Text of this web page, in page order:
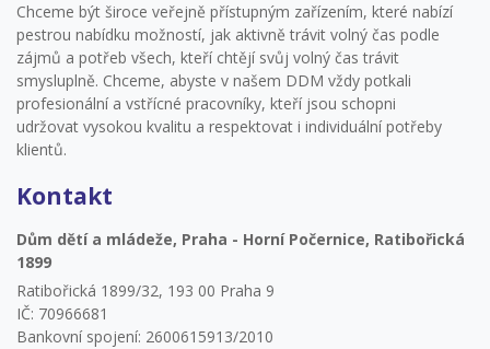
Chceme být široce veřejně přístupným zařízením, které nabízí
pestrou nabídku možností, jak aktivně trávit volný čas podle
zájmů a potřeb všech, kteří chtějí svůj volný čas trávit
smysluplně. Chceme, abyste v našem DDM vždy potkali
profesionální a vstřícné pracovníky, kteří jsou schopni
udržovat vysokou kvalitu a respektovat i individuální potřeby
klientů.
Kontakt
Dům dětí a mládeže, Praha - Horní Počernice, Ratibořická
1899
Ratibořická 1899/32, 193 00 Praha 9
IČ: 70966681
Bankovní spojení: 2600615913/2010